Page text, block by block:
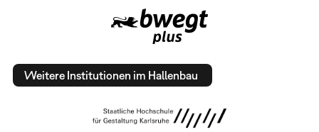
Weitere Institutionen im Hallenbau